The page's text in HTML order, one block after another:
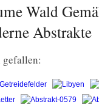
Wald
Abstrakte
gefallen: